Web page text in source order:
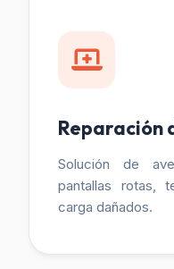
Reparación
Solución de
pantallas rotas,
carga dañados.